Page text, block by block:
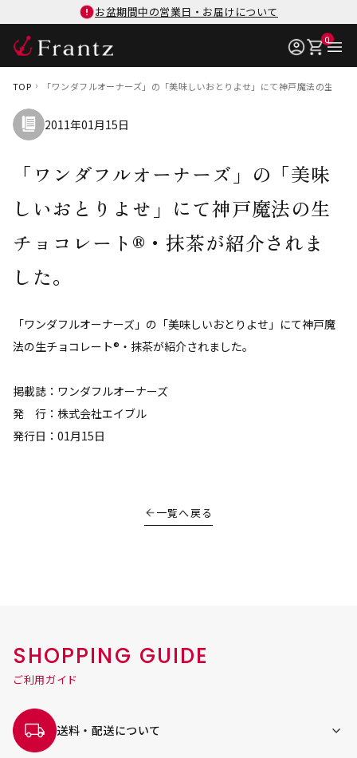
お盆期間中の営業日・お届けについて
0
TOP 「ワンダフルオーナーズ」の「美味しいおとりよせ」にて神戸魔法の生チ
2011年01月15日
「ワンダフルオーナーズ」の「美味
しいおとりよせ」にて神戸魔法の生
チョコレート®・抹茶が紹介されま
した。
「ワンダフルオーナーズ」の「美味しいおとりよせ」にて神戸魔
法の生チョコレート®・抹茶が紹介されました。
掲載誌：ワンダフルオーナーズ
発 行：株式会社エイブル
発行日：01月15日
一覧へ戻る
SHOPPING GUIDE
ご利用ガイド
送料・配送について